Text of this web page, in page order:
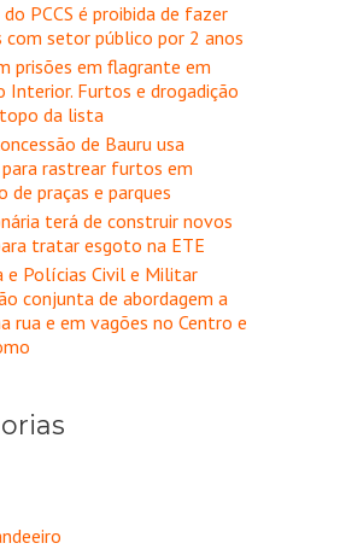
PCCS é proibida de fazer
setor público por 2 anos
prisões em flagrante em
Interior. Furtos e drogadição
da lista
de Bauru usa
rastrear furtos em
de praças e parques
terá de construir novos
tratar esgoto na ETE
e Polícias Civil e Militar
conjunta de abordagem a
rua e em vagões no Centro e